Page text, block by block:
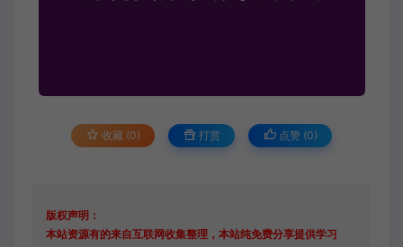
收藏 (0) 打赏 点赞 (0)
版权声明：
本站资源有的来自互联网收集整理，本站纯免费分享提供学习